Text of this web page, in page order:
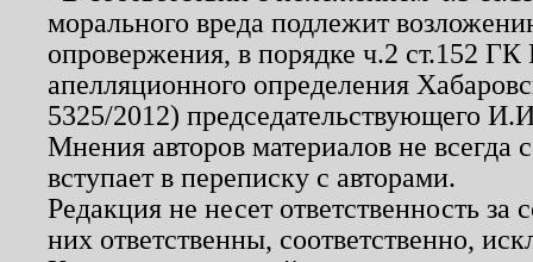
морального вреда подлежит
опровержения, в порядке ч.2 ст.152
апелляционного определения
5325/2012) председательствующего
Мнения авторов материалов не
вступает в переписку с авторами.
Редакция не несет ответственность
них ответственны, соответственно,